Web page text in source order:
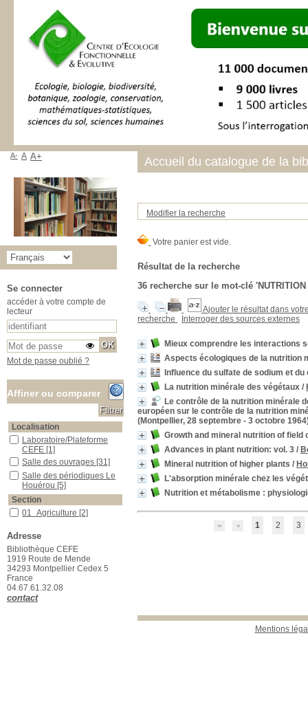
Modifier la recherche
Résultat de la recherche
36 recherche sur le mot-clé
Ajouter le résultat dans
recherche
Interroger des sources externes
Mieux comprendre les interactions
Aspects écologiques de la nutrition
Influence du sulfate de sodium et
La nutrition minérale des végétaux /
Le contrôle de la nutrition minérale
européen sur le contrôle de la nutrition
(Montpellier, 28 septembre - 3 octobre
Growth and mineral nutrition of field
Advances in plant nutrition: vol. 3 /
Mineral nutrition of higher plants /
L'absorption minérale chez les
Nutrition et métabolisme :
1 2 3
Mentions
Accueil du catalogue de la
A- A A+
Se connecter
accéder à votre compte de
lecteur
Mot de passe oublié ?
Affiner ou comparer
Localisation
Laboratoire/Plateforme CEFE
Laboratoire/Plateforme
CEFE [1]
Salle des ouvrages
Salle des ouvrages [31]
Salle des périodiques Le Houérou
Salle des périodiques Le
Houérou [5]
Section
01_Agriculture
01_Agriculture [2]
09_Génétique_Evolution
09_Génétique_Evolution
[1]
12_Sciences_du_sol
12_Sciences_du_sol
13_Physiologie_végétale
13_Physiologie_végétale
[20]
16_Ecologie_végétale
16_Ecologie_végétale
Adresse
Bibliothèque CEFE
1919 Route de Mende
34293 Montpellier Cedex 5
France
04.67.61.32.08
contact